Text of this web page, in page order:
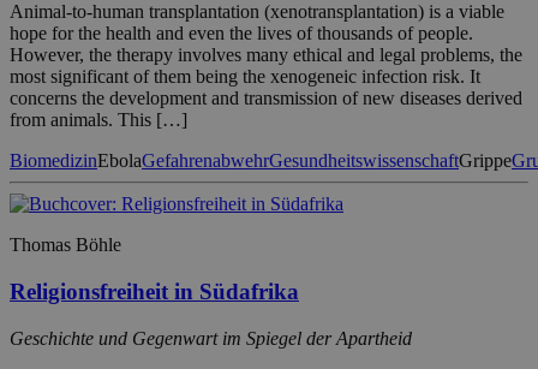
Animal-to-human transplantation (xenotransplantation) is a viable
hope for the health and even the lives of thousands of people.
However, the therapy involves many ethical and legal problems, the
most significant of them being the xenogeneic infection risk. It
concerns the development and transmission of new diseases derived
from animals. This […]
BiomedizinEbolaGefahrenabwehrGesundheitswissenschaftGrippe
Thomas Böhle
Religionsfreiheit in Südafrika
Geschichte und Gegenwart im Spiegel der Apartheid